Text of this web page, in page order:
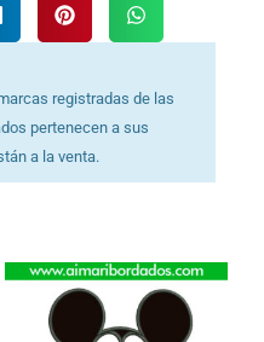
registradas de las
pertenecen a sus
a la venta.